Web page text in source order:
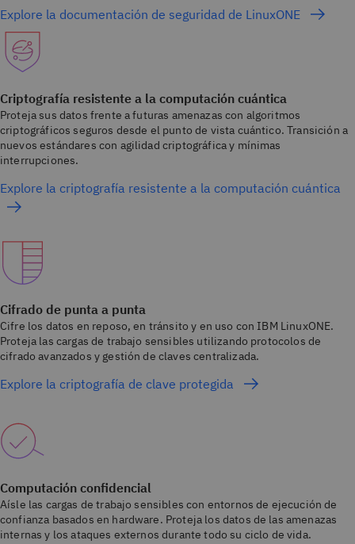
Explore la documentación de seguridad de LinuxONE
Criptografía resistente a la computación cuántica
Proteja sus datos frente a futuras amenazas con algoritmos
criptográficos seguros desde el punto de vista cuántico. Transición a
nuevos estándares con agilidad criptográfica y mínimas
interrupciones.
Explore la criptografía resistente a la computación cuántica
Cifrado de punta a punta
Cifre los datos en reposo, en tránsito y en uso con IBM LinuxONE.
Proteja las cargas de trabajo sensibles utilizando protocolos de
cifrado avanzados y gestión de claves centralizada.
Explore la criptografía de clave protegida
Computación confidencial
Aísle las cargas de trabajo sensibles con entornos de ejecución de
confianza basados en hardware. Proteja los datos de las amenazas
internas y los ataques externos durante todo su ciclo de vida.